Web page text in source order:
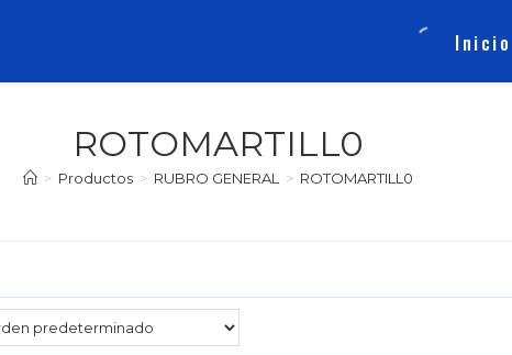
Inicio
ROTOMARTILL0
> Productos > RUBRO GENERAL > ROTOMARTILL0